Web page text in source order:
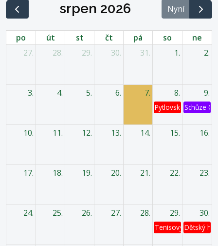
srpen 2026 Nyní
po út st čt pá so
ne
27.
28. 29. 30. 31. 1. 2.
3. 4. 5. 6. 7. 8.
Pytlovská káď
9.
Schůze OV
10. 11. 12. 13. 14. 15. 16.
17. 18. 19. 20. 21. 22. 23.
24. 25. 26. 27. 28. 29.
Tenisový turnaj
30.
Dětský